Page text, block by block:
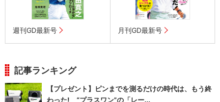
週刊GD最新号 月刊GD最新号
記事ランキング
【プレゼント】ピンまでを測るだけの時代は、もう終
わった! “プラスワン”の「レー...